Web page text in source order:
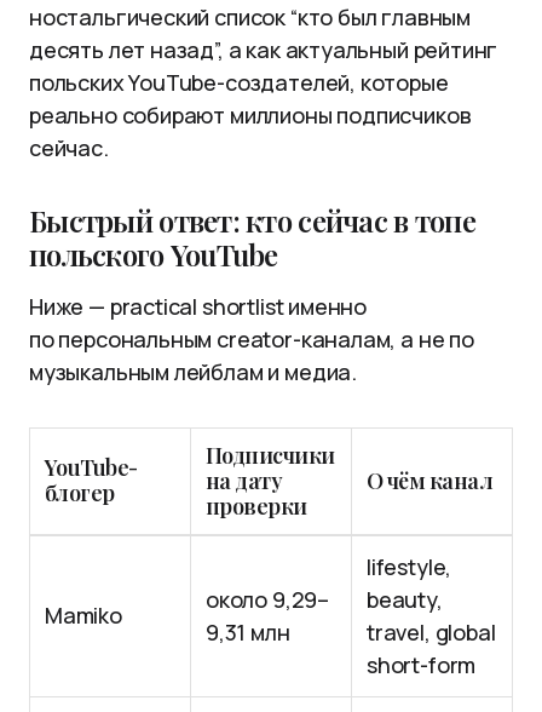
ностальгический список “кто был главным
десять лет назад”, а как актуальный рейтинг
польских YouTube-создателей, которые
реально собирают миллионы подписчиков
сейчас.
Быстрый ответ: кто сейчас в топе
польского YouTube
Ниже — practical shortlist именно
по персональным creator-каналам, а не по
музыкальным лейблам и медиа.
YouTube-
блогер
Подписчики
на дату
проверки
О чём канал
Mamiko
около 9,29–
9,31 млн
lifestyle,
beauty,
travel, global
short-form